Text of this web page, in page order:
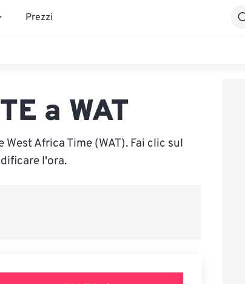
Prezzi
a WAT
Africa Time (WAT). Fai clic sul
l'ora.